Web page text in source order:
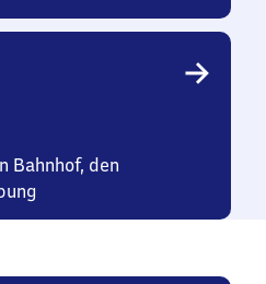
Bahnhof, den